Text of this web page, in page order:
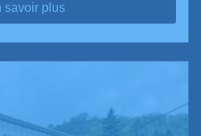
savoir plus